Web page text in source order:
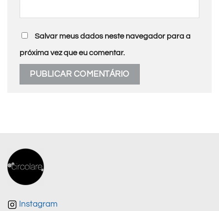
Salvar meus dados neste navegador para a
próxima vez que eu comentar.
Instagram